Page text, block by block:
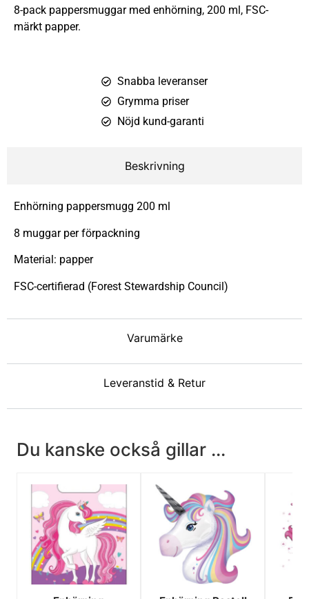
8-pack pappersmuggar med enhörning, 200 ml, FSC-
märkt papper.
Snabba leveranser
Grymma priser
Nöjd kund-garanti
Beskrivning
Varumärke
Leveranstid & Retur
Enhörning pappersmugg 200 ml
8 muggar per förpackning
Material: papper
FSC-certifierad (Forest Stewardship Council)
Du kanske också gillar ...